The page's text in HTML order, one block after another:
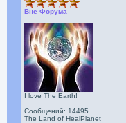
Вне Форума
I love The Earth!
Сообщений: 14495
The Land of HealPlanet